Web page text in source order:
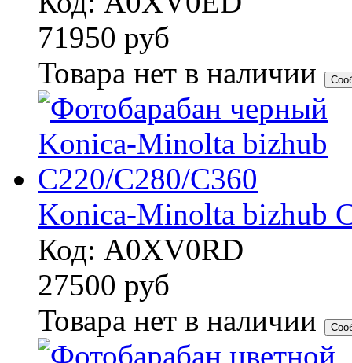
71950 руб
Товара нет в наличии
Konica-Minolta bizhub
Код: A0XV0RD
27500 руб
Товара нет в наличии